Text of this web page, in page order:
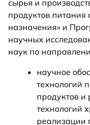
сырья и
продуктов питания
назначения» и
научных
наук по
научное
технологий
продуктов и
технологий
реализации